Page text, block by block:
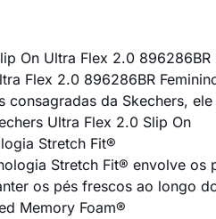
On Ultra Flex 2.0 896286BR
Flex 2.0 896286BR
consagradas da Skechers,
Ultra Flex 2.0 Slip On
Stretch Fit®
Stretch Fit® envolve
os pés frescos ao longo
Memory Foam®